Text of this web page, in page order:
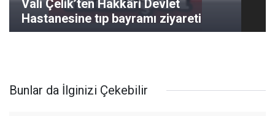
Vali Çelik’ten Hakkâri Devlet
Hastanesine tıp bayramı ziyareti
Bunlar da İlginizi Çekebilir